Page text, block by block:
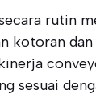
rutin
kotoran
sesuai